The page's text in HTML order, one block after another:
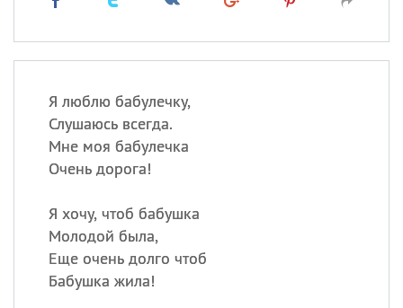
Я люблю бабулечку,
Слушаюсь всегда.
Мне моя бабулечка
Очень дорога!
Я хочу, чтоб бабушка
Молодой была,
Еще очень долго чтоб
Бабушка жила!